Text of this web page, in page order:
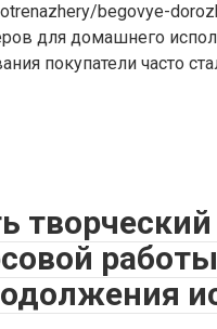
begovye-
для домашнего
покупатели часто